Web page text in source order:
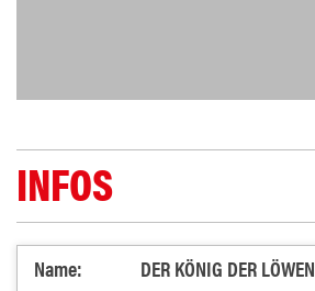
INFOS
Name:
DER KÖNIG DER LÖWEN